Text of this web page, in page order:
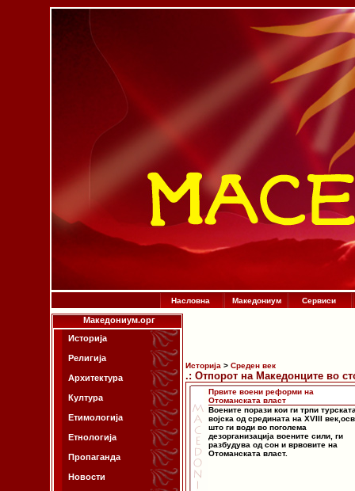
Насловна Македониум Сервиси
Македониум.орг
Историја
Религија
Архитектура
Култура
Етимологија
Етнологија
Пропаганда
Новости
Историја > Среден век
.: Отпорот на Македонците во
Првите воени реформи на
Отоманската власт
Воените порази кои ги трпи
војска од средината на XVIII
што ги води во поголема
дезорганизација воените сили, ги
разбудува од сон и врвовите на
Отоманската власт.